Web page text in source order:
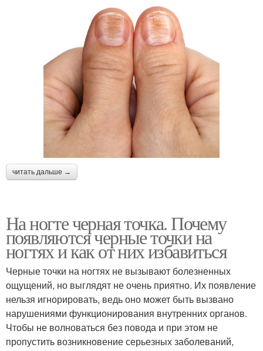
читать дальше →
На ногте черная точка. Почему
появляются черные точки на
ногтях и как от них избавиться
Черные точки на ногтях не вызывают болезненных
ощущений, но выглядят не очень приятно. Их появление
нельзя игнорировать, ведь оно может быть вызвано
нарушениями функционирования внутренних органов.
Чтобы не волноваться без повода и при этом не
пропустить возникновение серьезных заболеваний,